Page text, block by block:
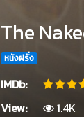
The
หนังฝรั่ง
IMDb:
View:
1.4K